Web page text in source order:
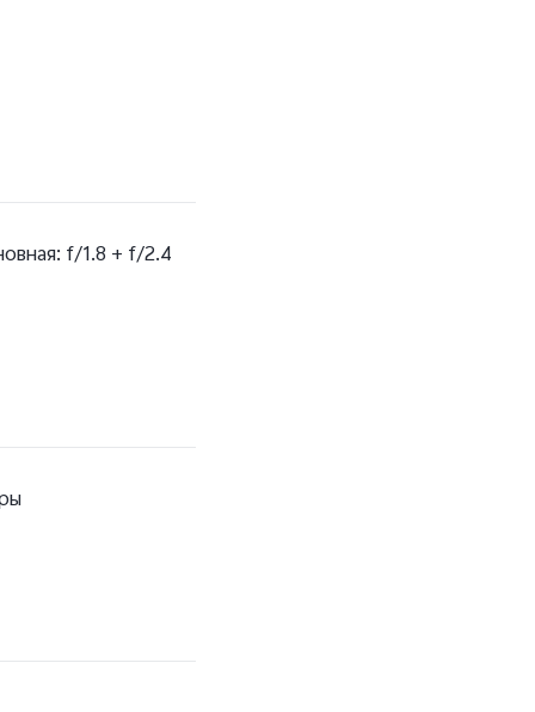
f/1.8 + f/2.4